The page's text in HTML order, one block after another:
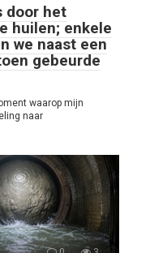
door het
huilen; enkele
we naast een
gebeurde
waarop mijn
naar